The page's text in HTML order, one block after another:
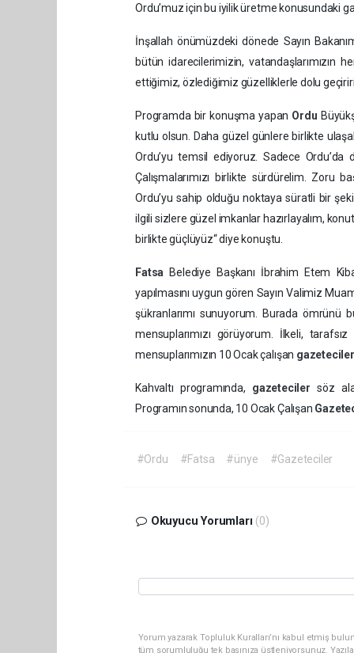
Ordu’muz için bu iyilik üretme konusundaki
İnşallah önümüzdeki dönede Sayın
bütün idarecilerimizin, vatandaşlarımızın
ettiğimiz, özlediğimiz güzelliklerle dolu
Programda bir konuşma yapan Ordu
kutlu olsun. Daha güzel günlere birlikte
Ordu’yu temsil ediyoruz. Sadece
Çalışmalarımızı birlikte sürdürelim. Zoru
Ordu’yu sahip olduğu noktaya süratli bir
ilgili sizlere güzel imkanlar hazırlayalım,
birlikte güçlüyüz“ diye konuştu.
Fatsa Belediye Başkanı İbrahim Etem
yapılmasını uygun gören Sayın Valimiz
şükranlarımı sunuyorum. Burada ömrünü
mensuplarımızı görüyorum. İlkeli,
mensuplarımızın 10 Ocak çalışan gazeteciler
Kahvaltı programında, gazetecilersöz
Programın sonunda, 10 Ocak Çalışan
#Ordu #Fatsa #ünye #Gazeteciler
Okuyucu Yorumları (0)
Yorum yazarak Topluluk Kuralları’nı kabul etmiş
tüm sorumluluğu tek başınıza üstleniyorsunuz.